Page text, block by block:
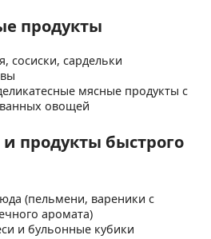
продукты
сосиски, сардельки
мясные продукты с
овощей
продукты быстрого
(пельмени, вареники с
аромата)
и бульонные кубики